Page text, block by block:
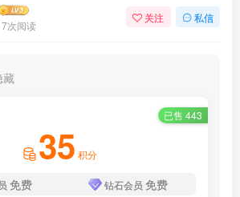
次阅读
关注 私信
藏
已售 443
35 积分
免费 钻石会员 免费